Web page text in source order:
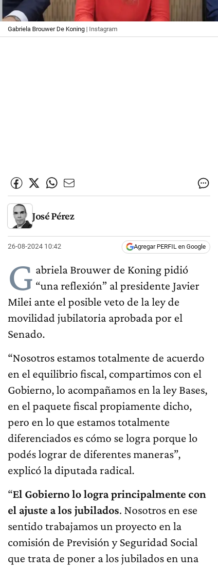
Gabriela Brouwer De Koning | Instagram
José Pérez
26-08-2024 10:42 Agregar PERFIL en Google
G abriela Brouwer de Koning pidió
“una reflexión” al presidente Javier
Milei ante el posible veto de la ley de
movilidad jubilatoria aprobada por el
Senado.
“Nosotros estamos totalmente de acuerdo
en el equilibrio fiscal, compartimos con el
Gobierno, lo acompañamos en la ley Bases,
en el paquete fiscal propiamente dicho,
pero en lo que estamos totalmente
diferenciados es cómo se logra porque lo
podés lograr de diferentes maneras”,
explicó la diputada radical.
“El Gobierno lo logra principalmente con
el ajuste a los jubilados. Nosotros en ese
sentido trabajamos un proyecto en la
comisión de Previsión y Seguridad Social
que trata de poner a los jubilados en una